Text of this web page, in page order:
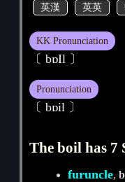
英漢 英英
KK Pronunciation
〔 bɒIl 〕
Pronunciation
〔 bɒil 〕
The boil has 7
furuncle,